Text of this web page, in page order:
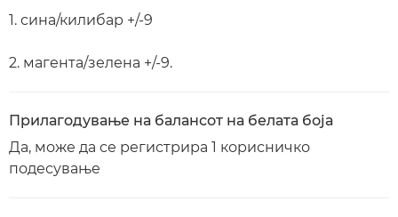
1. сина/килибар +/-9
2. магента/зелена +/-9.
Прилагодување на балансот на белата боја
Да, може да се регистрира 1 корисничко
подесување